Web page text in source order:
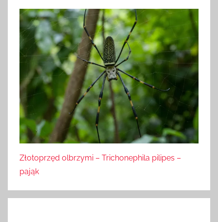
Złotoprzęd olbrzymi – Trichonephila pilipes –
pająk